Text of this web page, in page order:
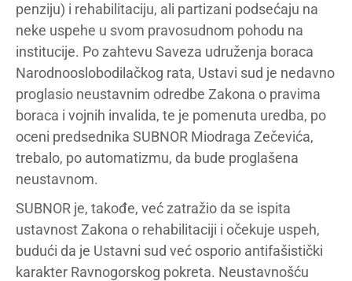
penziju) i rehabilitaciju, ali partizani podsećaju na
neke uspehe u svom pravosudnom pohodu na
institucije. Po zahtevu Saveza udruženja boraca
Narodnooslobodilačkog rata, Ustavi sud je nedavno
proglasio neustavnim odredbe Zakona o pravima
boraca i vojnih invalida, te je pomenuta uredba, po
oceni predsednika SUBNOR Miodraga Zečevića,
trebalo, po automatizmu, da bude proglašena
neustavnom.
SUBNOR je, takođe, već zatražio da se ispita
ustavnost Zakona o rehabilitaciji i očekuje uspeh,
budući da je Ustavni sud već osporio antifašistički
karakter Ravnogorskog pokreta. Neustavnošću